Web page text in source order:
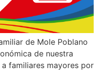
de Mole Poblano
de nuestra
familiares mayores por